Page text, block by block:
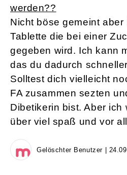
werden??
Nicht böse gemeint aber
Tablette die bei einer
gegeben wird. Ich kann
das du dadurch
Solltest dich vielleicht
FA zusammen sezten
Dibetikerin bist. Aber ich
über viel spaß und vor
Gelöschter Benutzer |